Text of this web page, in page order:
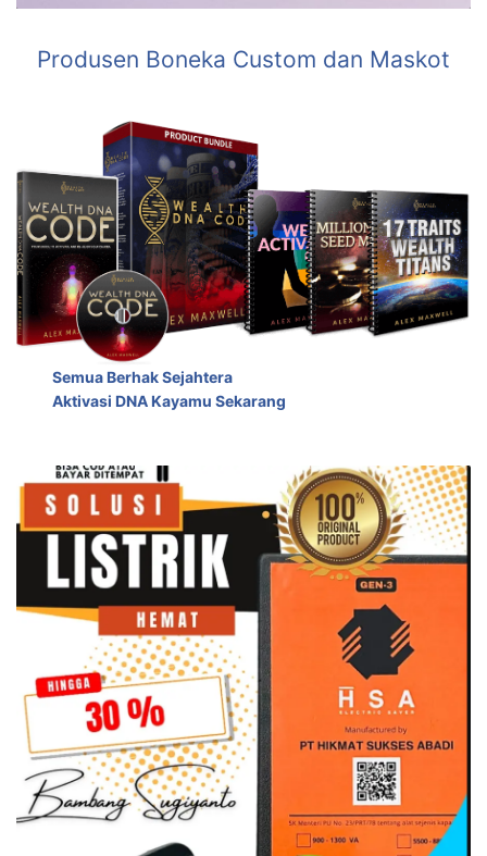
Produsen Boneka Custom dan Maskot
Semua Berhak Sejahtera
Aktivasi DNA Kayamu Sekarang